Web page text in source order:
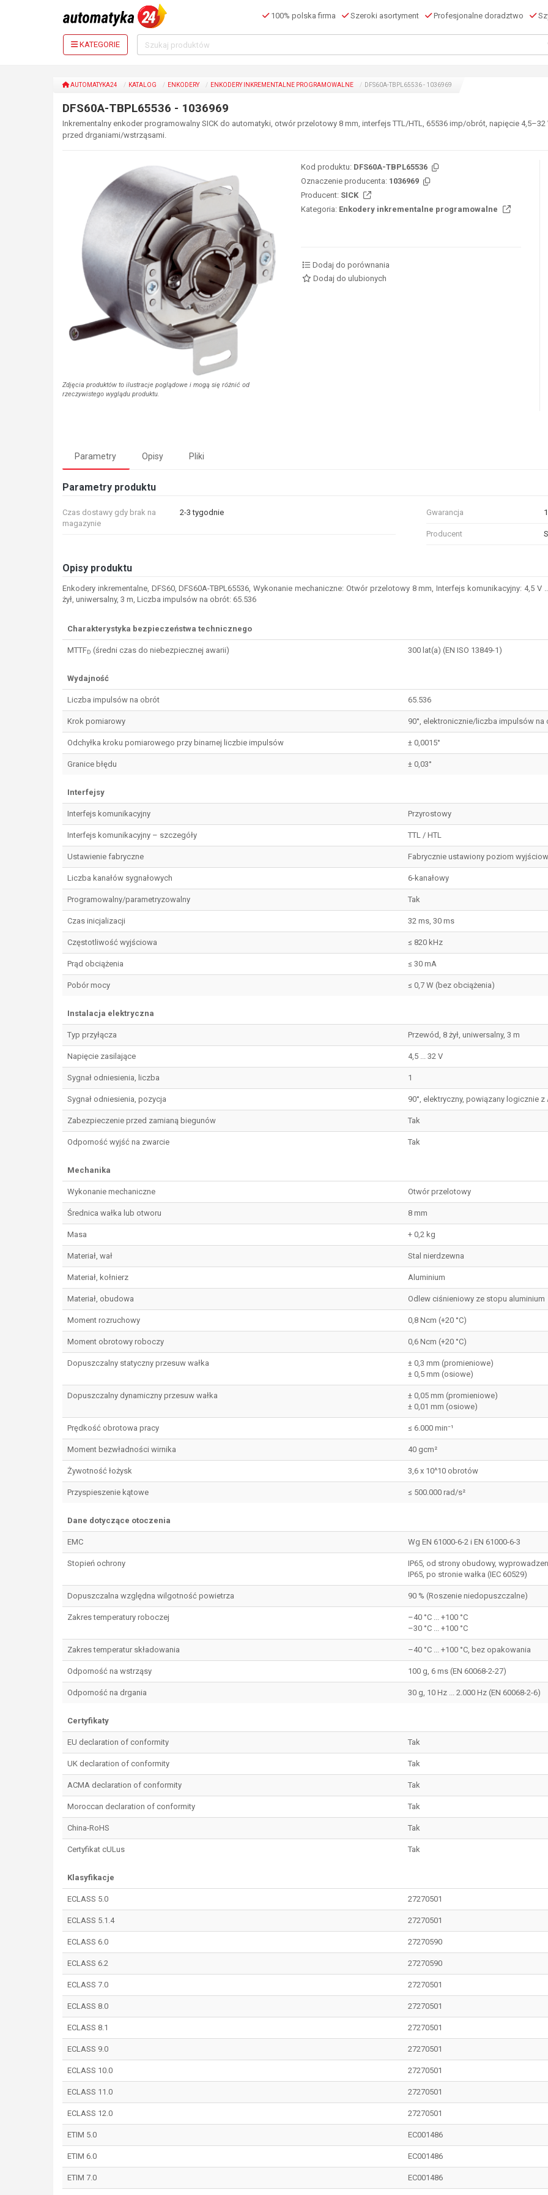
100% polska firma Szeroki asortyment Profesjonalne doradztwo
KATEGORIE
AUTOMATYKA24 KATALOG ENKODERY ENKODERY INKREMENTALNE PROGRAMOWALNE DFS60A-TBPL65536 - 1036969
DFS60A-TBPL65536 - 1036969
Inkrementalny enkoder programowalny SICK do automatyki, otwór przelotowy 8 mm, interfejs TTL/HTL, 65536 imp/obrót, napięcie 4,5–32
przed drganiami/wstrząsami.
Zdjęcia produktów to ilustracje poglądowe i mogą się różnić od
rzeczywistego wyglądu produktu.
Kod produktu: DFS60A-TBPL65536
Oznaczenie producenta: 1036969
Producent: SICK
Kategoria: Enkodery inkrementalne programowalne
Dodaj do porównania
Dodaj do ulubionych
Parametry Opisy Pliki
Parametry produktu
Czas dostawy gdy brak na
magazynie
2-3 tygodnie Gwarancja
Producent
Opisy produktu
Enkodery inkrementalne, DFS60, DFS60A-TBPL65536, Wykonanie mechaniczne: Otwór przelotowy 8 mm, Interfejs komunikacyjny: 4,5 V
żył, uniwersalny, 3 m, Liczba impulsów na obrót: 65.536
Charakterystyka bezpieczeństwa technicznego
MTTFD (średni czas do niebezpiecznej awarii) 300 lat(a) (EN ISO 13849-1)
Wydajność
Liczba impulsów na obrót 65.536
Krok pomiarowy 90°, elektronicznie/liczba impulsów na
Odchyłka kroku pomiarowego przy binarnej liczbie impulsów ± 0,0015°
Granice błędu ± 0,03°
Interfejsy
Interfejs komunikacyjny Przyrostowy
Interfejs komunikacyjny – szczegóły TTL / HTL
Ustawienie fabryczne Fabrycznie ustawiony poziom
Liczba kanałów sygnałowych 6-kanałowy
Programowalny/parametryzowalny Tak
Czas inicjalizacji 32 ms, 30 ms
Częstotliwość wyjściowa ≤ 820 kHz
Prąd obciążenia ≤ 30 mA
Pobór mocy ≤ 0,7 W (bez obciążenia)
Instalacja elektryczna
Typ przyłącza Przewód, 8 żył, uniwersalny, 3 m
Napięcie zasilające 4,5 ... 32 V
Sygnał odniesienia, liczba 1
Sygnał odniesienia, pozycja 90°, elektryczny, powiązany logicznie z
Zabezpieczenie przed zamianą biegunów Tak
Odporność wyjść na zwarcie Tak
Mechanika
Wykonanie mechaniczne Otwór przelotowy
Średnica wałka lub otworu 8 mm
Masa + 0,2 kg
Materiał, wał Stal nierdzewna
Materiał, kołnierz Aluminium
Materiał, obudowa Odlew ciśnieniowy ze stopu aluminium
Moment rozruchowy 0,8 Ncm (+20 °C)
Moment obrotowy roboczy 0,6 Ncm (+20 °C)
Dopuszczalny statyczny przesuw wałka
± 0,3 mm (promieniowe)
± 0,5 mm (osiowe)
Dopuszczalny dynamiczny przesuw wałka
± 0,05 mm (promieniowe)
± 0,01 mm (osiowe)
Prędkość obrotowa pracy ≤ 6.000 min⁻¹
Moment bezwładności wirnika 40 gcm²
Żywotność łożysk 3,6 x 10^10 obrotów
Przyspieszenie kątowe ≤ 500.000 rad/s²
Dane dotyczące otoczenia
EMC Wg EN 61000-6-2 i EN 61000-6-3
Stopień ochrony
IP65, od strony obudowy,
IP65, po stronie wałka (IEC 60529)
Dopuszczalna względna wilgotność powietrza 90 % (Roszenie niedopuszczalne)
Zakres temperatury roboczej
–40 °C ... +100 °C
–30 °C ... +100 °C
Zakres temperatur składowania –40 °C ... +100 °C, bez opakowania
Odporność na wstrząsy 100 g, 6 ms (EN 60068-2-27)
Odporność na drgania 30 g, 10 Hz ... 2.000 Hz (EN 60068-2-6)
Certyfikaty
EU declaration of conformity Tak
UK declaration of conformity Tak
ACMA declaration of conformity Tak
Moroccan declaration of conformity Tak
China-RoHS Tak
Certyfikat cULus Tak
Klasyfikacje
ECLASS 5.0 27270501
ECLASS 5.1.4 27270501
ECLASS 6.0 27270590
ECLASS 6.2 27270590
ECLASS 7.0 27270501
ECLASS 8.0 27270501
ECLASS 8.1 27270501
ECLASS 9.0 27270501
ECLASS 10.0 27270501
ECLASS 11.0 27270501
ECLASS 12.0 27270501
ETIM 5.0 EC001486
ETIM 6.0 EC001486
ETIM 7.0 EC001486